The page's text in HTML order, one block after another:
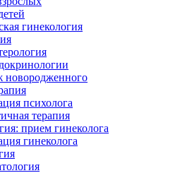
гинекология
новородженного
психолога
терапия
прием гинеколога
гинеколога